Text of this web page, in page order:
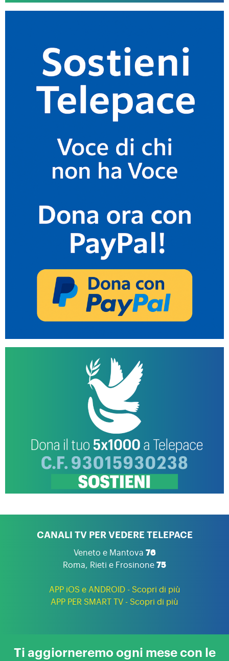
CANALI TV PER VEDERE TELEPACE
Veneto e Mantova 76
Roma, Rieti e Frosinone 75
APP iOS e ANDROID - Scopri di più
APP PER SMART TV - Scopri di più
Ti aggiorneremo ogni mese con le